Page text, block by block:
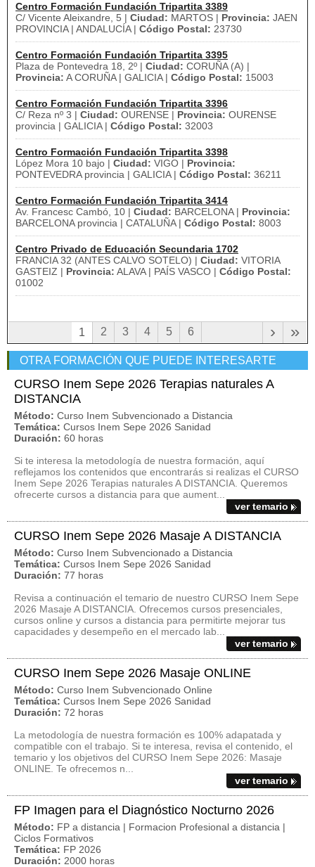
Centro Formación Fundación Tripartita 3389
C/ Vicente Aleixandre, 5 | Ciudad: MARTOS | Provincia: JAEN
PROVINCIA | ANDALUCÍA | Código Postal: 23730
Centro Formación Fundación Tripartita 3395
Plaza de Pontevedra 18, 2º | Ciudad: CORUÑA (A) |
Provincia: A CORUÑA | GALICIA | Código Postal: 15003
Centro Formación Fundación Tripartita 3396
C/ Reza nº 3 | Ciudad: OURENSE | Provincia: OURENSE
provincia | GALICIA | Código Postal: 32003
Centro Formación Fundación Tripartita 3398
López Mora 10 bajo | Ciudad: VIGO | Provincia:
PONTEVEDRA provincia | GALICIA | Código Postal: 36211
Centro Formación Fundación Tripartita 3414
Av. Francesc Cambó, 10 | Ciudad: BARCELONA | Provincia:
BARCELONA provincia | CATALUÑA | Código Postal: 8003
Centro Privado de Educación Secundaria 1702
FRANCIA 32 (ANTES CALVO SOTELO) | Ciudad: VITORIA
GASTEIZ | Provincia: ALAVA | PAÍS VASCO | Código Postal:
01002
1 2 3 4 5 6 »
›
OTRA FORMACIÓN QUE PUEDE INTERESARTE
CURSO Inem Sepe 2026 Terapias naturales A
DISTANCIA
Método: Curso Inem Subvencionado a Distancia
Temática: Cursos Inem Sepe 2026 Sanidad
Duración: 60 horas
Si te interesa la metodología de nuestra formación, aquí
reflejamos los contenidos que encontrarás si realizas el CURSO
Inem Sepe 2026 Terapias naturales A DISTANCIA. Queremos
ofrecerte cursos a distancia para que aument...
ver temario
CURSO Inem Sepe 2026 Masaje A DISTANCIA
Método: Curso Inem Subvencionado a Distancia
Temática: Cursos Inem Sepe 2026 Sanidad
Duración: 77 horas
Revisa a continuación el temario de nuestro CURSO Inem Sepe
2026 Masaje A DISTANCIA. Ofrecemos cursos presenciales,
cursos online y cursos a distancia para permitirte mejorar tus
capacidades y desempeño en el mercado lab...
ver temario
CURSO Inem Sepe 2026 Masaje ONLINE
Método: Curso Inem Subvencionado Online
Temática: Cursos Inem Sepe 2026 Sanidad
Duración: 72 horas
La metodología de nuestra formación es 100% adapatada y
compatible con el trabajo. Si te interesa, revisa el contenido, el
temario y los objetivos del CURSO Inem Sepe 2026: Masaje
ONLINE. Te ofrecemos n...
ver temario
FP Imagen para el Diagnóstico Nocturno 2026
Método: FP a distancia | Formacion Profesional a distancia |
Ciclos Formativos
Temática: FP 2026
Duración: 2000 horas